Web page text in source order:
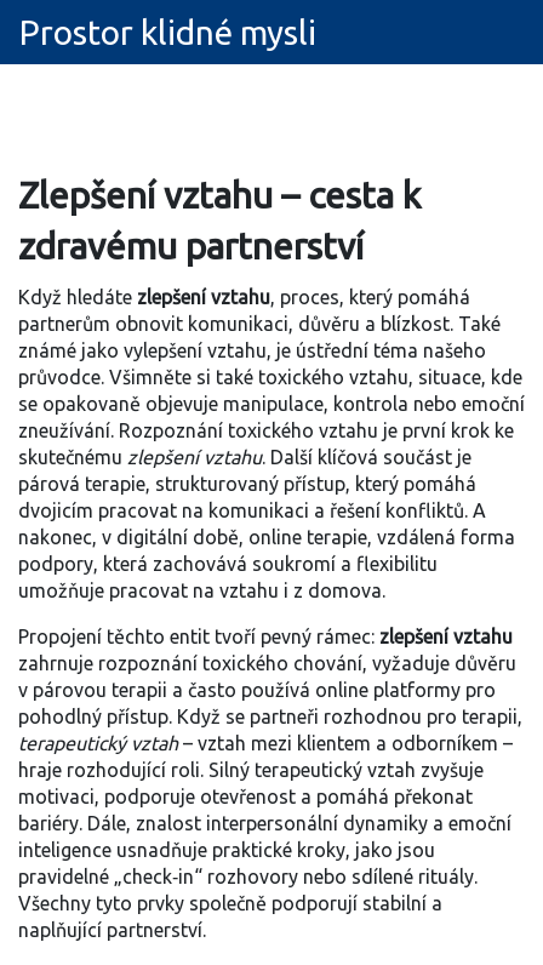
Prostor klidné mysli
Zlepšení vztahu – cesta k
zdravému partnerství
Když hledáte zlepšení vztahu, proces, který pomáhá
partnerům obnovit komunikaci, důvěru a blízkost. Také
známé jako vylepšení vztahu, je ústřední téma našeho
průvodce. Všimněte si také toxického vztahu, situace, kde
se opakovaně objevuje manipulace, kontrola nebo emoční
zneužívání. Rozpoznání toxického vztahu je první krok ke
skutečnému zlepšení vztahu. Další klíčová součást je
párová terapie, strukturovaný přístup, který pomáhá
dvojicím pracovat na komunikaci a řešení konfliktů. A
nakonec, v digitální době, online terapie, vzdálená forma
podpory, která zachovává soukromí a flexibilitu
umožňuje pracovat na vztahu i z domova.
Propojení těchto entit tvoří pevný rámec: zlepšení vztahu
zahrnuje rozpoznání toxického chování, vyžaduje důvěru
v párovou terapii a často používá online platformy pro
pohodlný přístup. Když se partneři rozhodnou pro terapii,
terapeutický vztah– vztah mezi klientem a odborníkem –
hraje rozhodující roli. Silný terapeutický vztah zvyšuje
motivaci, podporuje otevřenost a pomáhá překonat
bariéry. Dále, znalost interpersonální dynamiky a emoční
inteligence usnadňuje praktické kroky, jako jsou
pravidelné „check‑in“ rozhovory nebo sdílené rituály.
Všechny tyto prvky společně podporují stabilní a
naplňující partnerství.